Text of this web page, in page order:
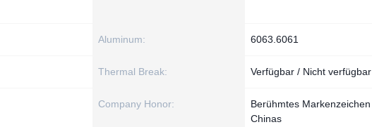
Aluminum: 6063.6061
Thermal Break: Verfügbar / Nicht verfügbar
Company Honor:
Berühmtes Markenzeichen
Chinas